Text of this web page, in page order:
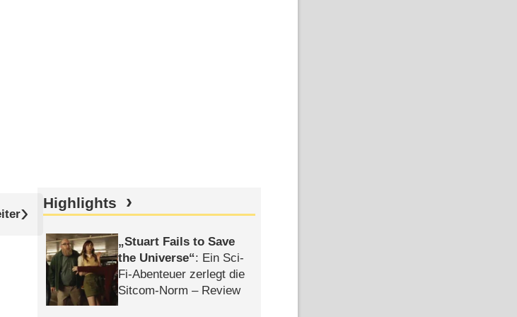
Highlights
Stuart Fails to Save
the Universe : Ein Sci-
Fi-Abenteuer zerlegt die
Sitcom-Norm – Review